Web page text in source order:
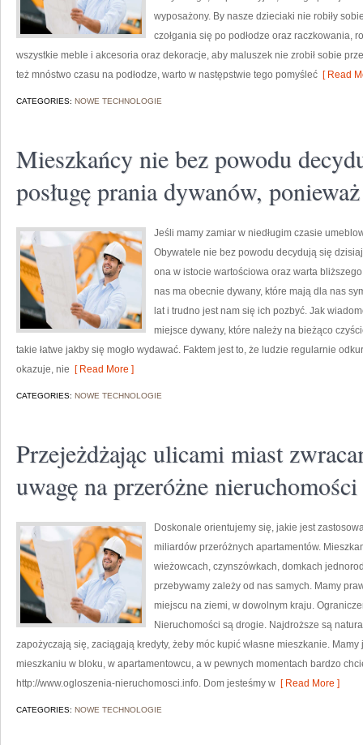
wyposażony. By nasze dzieciaki nie robiły
czołgania się po podłodze oraz raczkowania,
wszystkie meble i akcesoria oraz dekoracje, aby maluszek nie zrobił sobie
też mnóstwo czasu na podłodze, warto w następstwie tego pomyśleć [ Read
CATEGORIES: NOWE TECHNOLOGIE
Mieszkańcy nie bez powodu
posługę prania dywanów, ponieważ
Jeśli mamy zamiar w niedługim czasie
Obywatele nie bez powodu decydują się
ona w istocie wartościowa oraz warta
nas ma obecnie dywany, które mają dla nas
lat i trudno jest nam się ich pozbyć. Jak
miejsce dywany, które należy na bieżąco
takie łatwe jakby się mogło wydawać. Faktem jest to, że ludzie regularnie
okazuje, nie [ Read More ]
CATEGORIES: NOWE TECHNOLOGIE
Przejeżdżając ulicami miast
uwagę na przeróżne nieruchomości
Doskonale orientujemy się, jakie jest
miliardów przeróżnych apartamentów.
wieżowcach, czynszówkach, domkach
przebywamy zależy od nas samych. Mamy
miejscu na ziemi, w dowolnym kraju.
Nieruchomości są drogie. Najdroższe są
zapożyczają się, zaciągają kredyty, żeby móc kupić własne mieszkanie.
mieszkaniu w bloku, w apartamentowcu, a w pewnych momentach bardzo
http://www.ogloszenia-nieruchomosci.info. Dom jesteśmy w [ Read More ]
CATEGORIES: NOWE TECHNOLOGIE